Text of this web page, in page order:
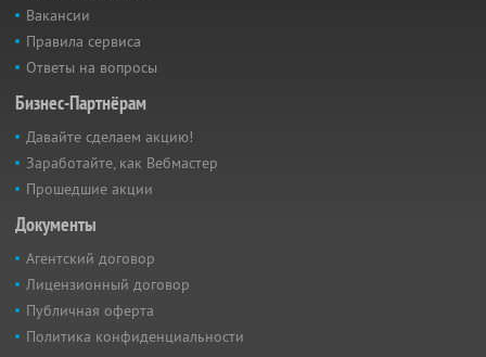
Вакансии
Правила сервиса
Ответы на вопросы
Бизнес-Партнёрам
Давайте сделаем акцию!
Заработайте, как Вебмастер
Прошедшие акции
Документы
Агентский договор
Лицензионный договор
Публичная оферта
Политика конфиденциальности